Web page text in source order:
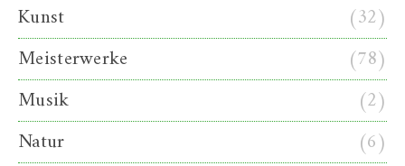
Kunst
(32)
Meisterwerke
(78)
Musik
(2)
Natur
(6)